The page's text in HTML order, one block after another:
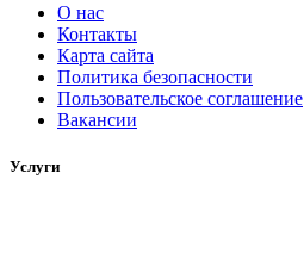
О нас
Контакты
Карта сайта
Политика безопасности
Пользовательское соглашение
Вакансии
Услуги